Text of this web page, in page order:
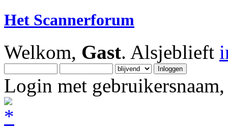
Het Scannerforum
Welkom, Gast. Alsjeblieft
Login met